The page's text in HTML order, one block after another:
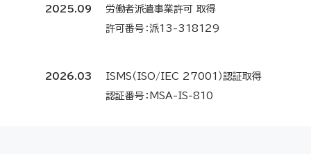
2025.09
労働者派遣事業許可 取得
許可番号：派13-318129
2026.03
ISMS（ISO/IEC 27001）認証取得
認証番号：MSA-IS-810